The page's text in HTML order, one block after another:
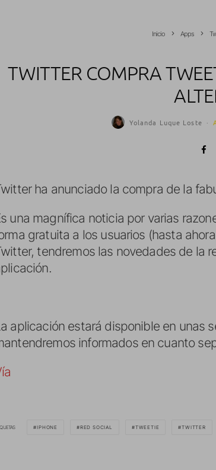
Inicio Apps
TWITTER COMPRA
Yolanda Luque Loste ·
ha anunciado la compra de la
una magnífica noticia por varias
gratuita a los usuarios (hasta
tendremos las novedades de la
aplicación estará disponible en unas
informados en cuanto
IPHONE RED SOCIAL TWEETIE TWITTER